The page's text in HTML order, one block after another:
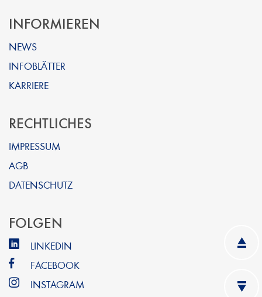
INFORMIEREN
NEWS
INFOBLÄTTER
KARRIERE
RECHTLICHES
IMPRESSUM
AGB
DATENSCHUTZ
FOLGEN
LINKEDIN
FACEBOOK
INSTAGRAM